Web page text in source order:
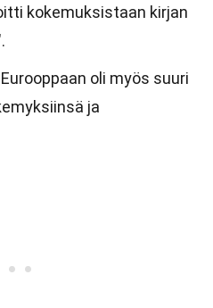
kokemuksistaan kirjan
oli myös suuri
ja